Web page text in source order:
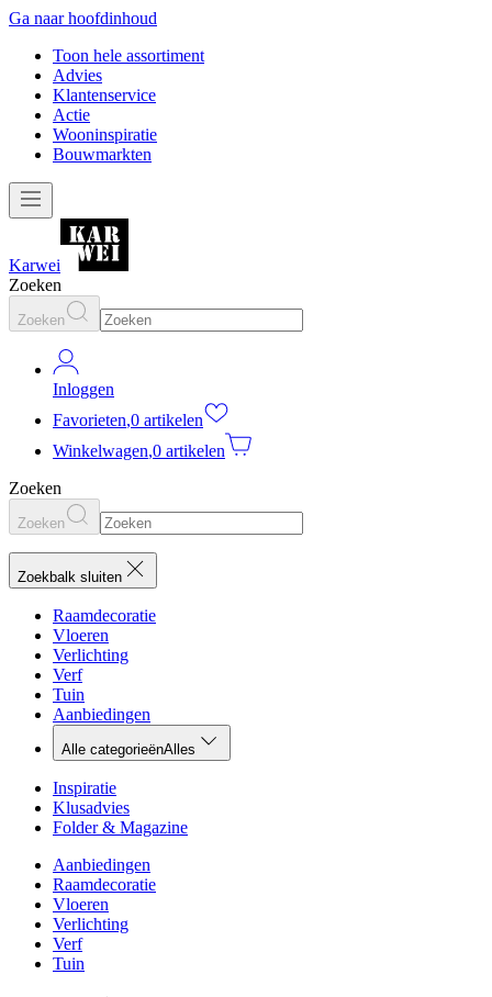
Ga naar hoofdinhoud
Toon hele assortiment
Advies
Klantenservice
Actie
Wooninspiratie
Bouwmarkten
Karwei
Zoeken
Zoeken
Inloggen
Favorieten,0 artikelen
Winkelwagen,0 artikelen
Zoeken
Zoeken
Zoekbalk sluiten
Raamdecoratie
Vloeren
Verlichting
Verf
Tuin
Aanbiedingen
Alle categorieënAlles
Inspiratie
Klusadvies
Folder & Magazine
Aanbiedingen
Raamdecoratie
Vloeren
Verlichting
Verf
Tuin